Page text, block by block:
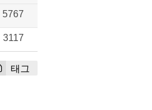
5767
3117
태그